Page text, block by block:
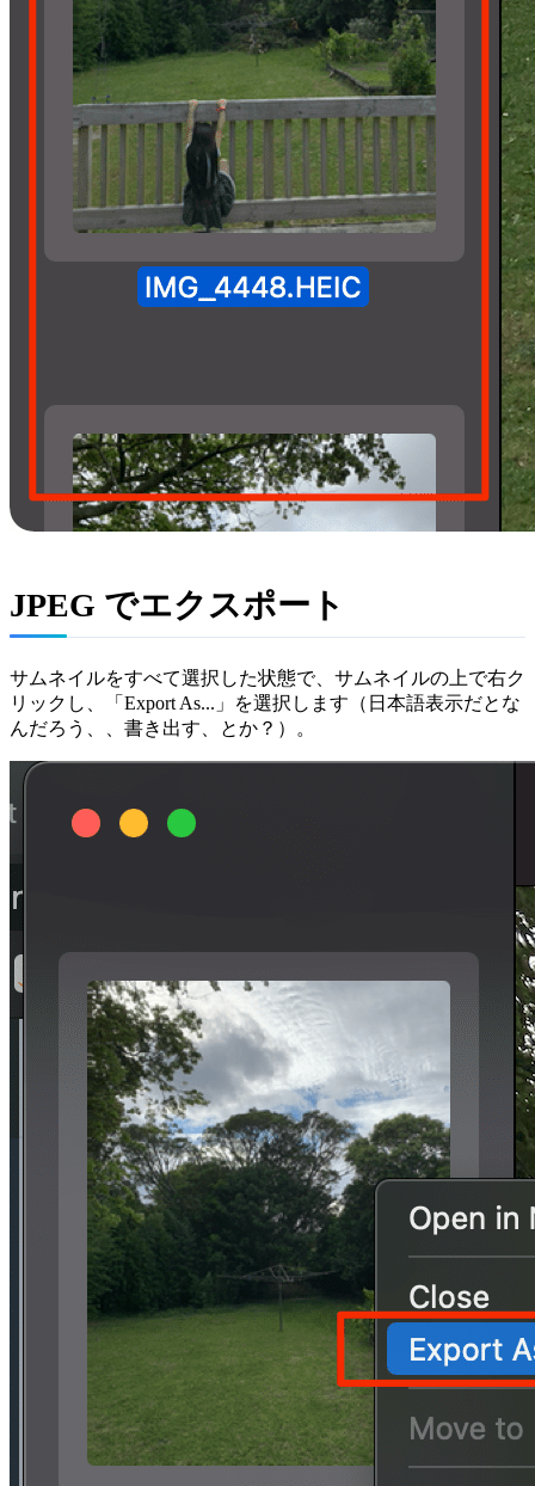
JPEG でエクスポート
サムネイルをすべて選択した状態で、サムネイルの上で右ク
リックし、「Export As...」を選択します（日本語表示だとな
んだろう、、書き出す、とか？）。